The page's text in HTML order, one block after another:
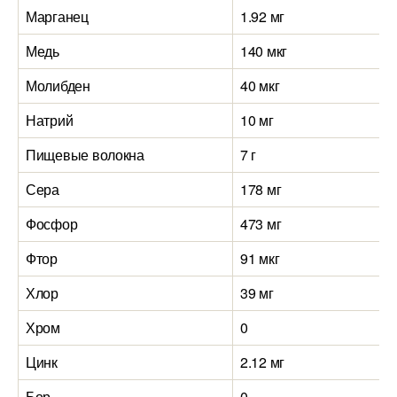
Марганец
1.92 мг
Медь
140 мкг
Молибден
40 мкг
Натрий
10 мг
Пищевые волокна
7 г
Сера
178 мг
Фосфор
473 мг
Фтор
91 мкг
Хлор
39 мг
Хром
0
Цинк
2.12 мг